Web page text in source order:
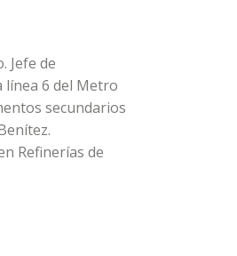
Jefe de
línea 6 del Metro
secundarios
Refinerías de